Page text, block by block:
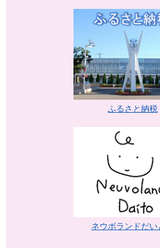
ふるさと納税
ネウボランドだい